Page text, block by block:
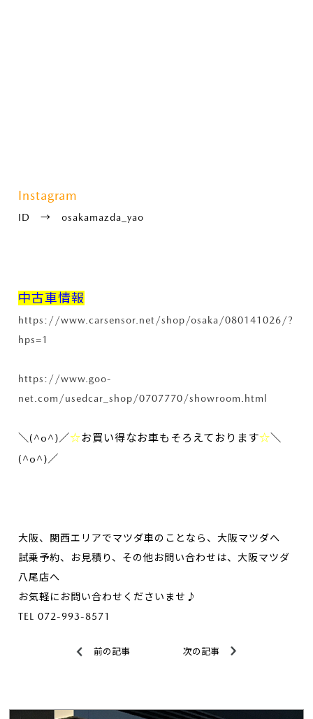
Instagram
ID → osakamazda_yao
中古車情報
https://www.carsensor.net/shop/osaka/080141026/?
hps=1
https://www.goo-
net.com/usedcar_shop/0707770/showroom.html
＼(^o^)／☆お買い得なお車もそろえております☆＼
(^o^)／
大阪、関西エリアでマツダ車のことなら、大阪マツダへ
試乗予約、お見積り、その他お問い合わせは、大阪マツダ
八尾店へ
お気軽にお問い合わせくださいませ♪
TEL 072-993-8571
前の記事 次の記事